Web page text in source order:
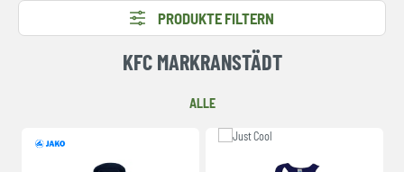
PRODUKTE FILTERN
KFC MARKRANSTÄDT
ALLE